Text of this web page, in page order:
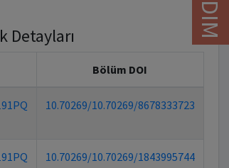
Detayları
Bölüm DOI
10.70269/10.70269/8678333723
10.70269/10.70269/1843995744